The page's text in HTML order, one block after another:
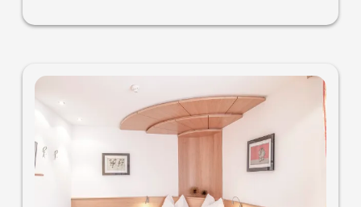
Stilvoll mit edler Eiche eingerichtet, variieren die
einem französischen Bett (
1,60 m breit, an der Wand
) ausgestattet. Weitere Annehmlichkeiten
umfassen Telefon, Safe und Föhn.
Unsere liebe "EMMA" kann allein oder für zwei Personen
gebucht werden.